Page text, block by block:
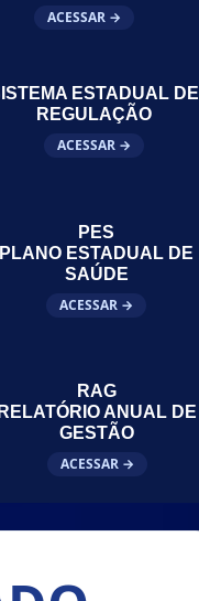
ACESSAR →
ESTADUAL DE
REGULAÇÃO
ACESSAR →
PES
PLANO ESTADUAL DE
SAÚDE
ACESSAR →
RAG
RELATÓRIO ANUAL DE
GESTÃO
ACESSAR →